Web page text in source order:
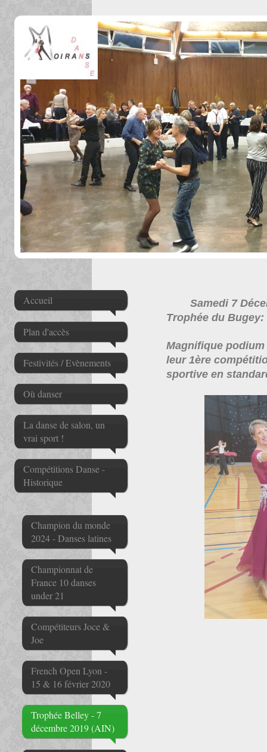
Accueil
Plan d'accès
Festivités / Evènements
Où danser
La danse de salon, un
vrai sport !
Compétitions Danse -
Historique
Champion du monde
2024 - Danses latines
Championnat de
France 10 danses
under 21
Compétiteurs Joce &
Joe
French Open Lyon -
15 & 16 février 2020
Trophée Belley - 7
décembre 2019 (AIN)
Samedi 7
Trophée du
Magnifique
leur 1ère
sportive en